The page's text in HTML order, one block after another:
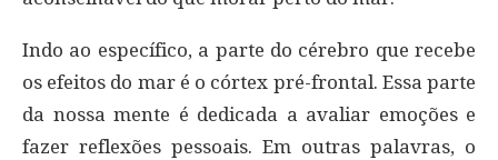
Indo ao específico, a parte do cérebro que recebe
os efeitos do mar é o córtex pré-frontal. Essa parte
da nossa mente é dedicada a avaliar emoções e
fazer reflexões pessoais. Em outras palavras, o